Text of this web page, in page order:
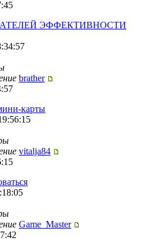
ЭФФЕКТИВНОСТИ
brather
карты
vitalja84
Game_Master